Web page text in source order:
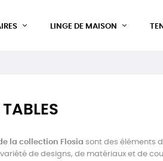
LINGE DE MAISON
TABLES
la collection Flosia sont des éléments
de designs, de matériaux et de